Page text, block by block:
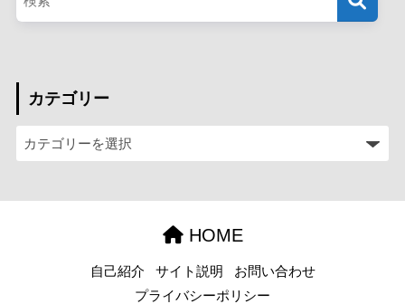
カテゴリー
HOME
自己紹介 サイト説明
お問い合わせ
プライバシーポリシー